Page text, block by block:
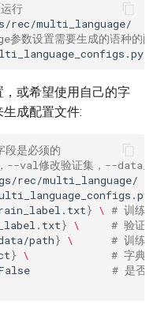
行
数设置需要生成的语种的配
或希望使用自己的字
成配置文件:
是必须的
val修改验证集，--
} \ # 训练
} \
# 验证
path} \
# 训练
} \
# 字典
# 是否